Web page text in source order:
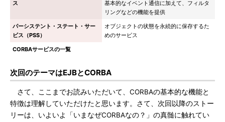
ス
基本的なイベント通信に加えて、フィルタ
リングなどの機能を提供
パーシステント・ステート・サー
ビス（PSS）
オブジェクトの状態を永続的に保存するた
めのサービス
CORBAサービスの一覧
次回のテーマはEJBとCORBA
さて、ここまでお読みいただいて、CORBAの基本的な機能と
特徴は理解していただけたと思います。さて、次回以降のストー
リーは、いよいよ「いまなぜCORBAなの？」の真髄に触れてい